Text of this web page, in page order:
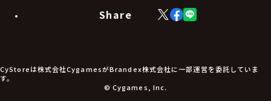
食品・飲料品
アパレル小物
アクセサリー
Share
X
(Twitter)
Facebook
LINE
CyStoreは株式会社CygamesがBrandex株式会社に一部運営を委託していま
す。
© Cygames, Inc.